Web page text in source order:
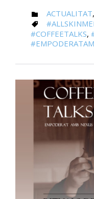
 CATEGORY
ACTUALITAT,
 CATEGORY
#COFFEETALKS,